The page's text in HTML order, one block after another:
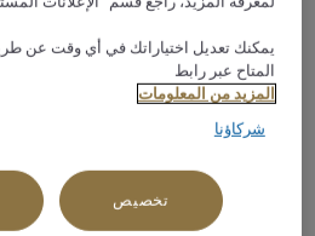
خالية
يمكنك تعديل اختياراتك في أي وقت عن
المتاح عبر رابط
المزيد من المعلومات
شركاؤنا
تخصيص